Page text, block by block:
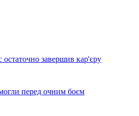
завершив кар'єру
перед очним боєм